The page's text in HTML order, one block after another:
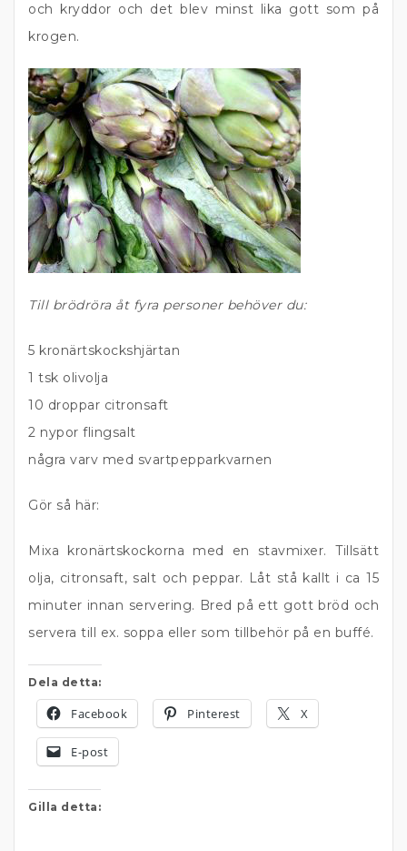
och kryddor och det blev minst lika gott som på
krogen.
Till brödröra åt fyra personer behöver du:
5 kronärtskockshjärtan
1 tsk olivolja
10 droppar citronsaft
2 nypor flingsalt
några varv med svartpepparkvarnen
Gör så här:
Mixa kronärtskockorna med en stavmixer. Tillsätt
olja, citronsaft, salt och peppar. Låt stå kallt i ca 15
minuter innan servering. Bred på ett gott bröd och
servera till ex. soppa eller som tillbehör på en buffé.
Dela detta:
Facebook Pinterest X
E-post
Gilla detta: